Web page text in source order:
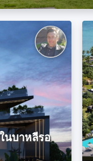
นบาหลีรอ